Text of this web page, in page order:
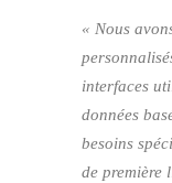
« Nous
interfaces
données
besoins
de première